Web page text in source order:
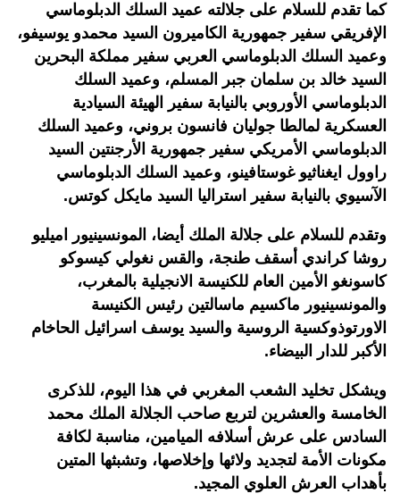
كما تقدم للسلام على جلالته عميد السلك الدبلوماسي
الإفريقي سفير جمهورية الكاميرون السيد محمدو يوسيفو،
وعميد السلك الدبلوماسي العربي سفير مملكة البحرين
السيد خالد بن سلمان جبر المسلم، وعميد السلك
الدبلوماسي الأوروبي بالنيابة سفير الهيئة السيادية
العسكرية لمالطا جوليان فانسون بروني، وعميد السلك
الدبلوماسي الأمريكي سفير جمهورية الأرجنتين السيد
راوول ايغناثيو غوستافينو، وعميد السلك الدبلوماسي
الآسيوي بالنيابة سفير استراليا السيد مايكل كوتس.
وتقدم للسلام على جلالة الملك أيضا، المونسينيور اميليو
روشا كراندي أسقف طنجة، والقس نغولي كيسوكو
كاسونغو الأمين العام للكنيسة الانجيلية بالمغرب،
والمونسينيور ماكسيم ماسالتين رئيس الكنيسة
الاورتوذوكسية الروسية والسيد يوسف اسرائيل الحاخام
الأكبر للدار البيضاء.
ويشكل تخليد الشعب المغربي في هذا اليوم، للذكرى
الخامسة والعشرين لتربع صاحب الجلالة الملك محمد
السادس على عرش أسلافه الميامين، مناسبة لكافة
مكونات الأمة لتجديد ولائها وإخلاصها، وتشبثها المتين
بأهداب العرش العلوي المجيد.